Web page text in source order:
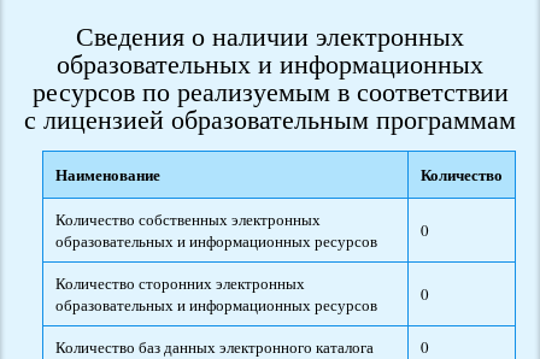
Сведения о наличии электронных
образовательных и информационных
ресурсов по реализуемым в соответствии
с лицензией образовательным программам
Наименование Количество
Количество собственных электронных
образовательных и информационных ресурсов
0
Количество сторонних электронных
образовательных и информационных ресурсов
0
Количество баз данных электронного каталога 0